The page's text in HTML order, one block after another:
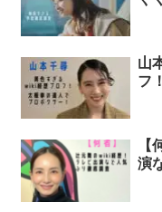
山
フ
【
演